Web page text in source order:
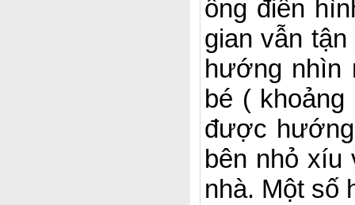
ống điển
gian vẫn
hướng nhìn
bé (
được
bên nhỏ xíu
nhà. Một số